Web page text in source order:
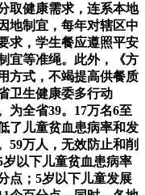
取健康需求，连系本地
地制宜，每年对辖区中
求，学生餐应遵照平安
宜等准绳。此外，《方
方式，不竭提高供餐质
卫生健康委多行动
为全省39。17万名6至
了儿童贫血患病率和发
59万人，无效防止和削
以下儿童贫血患病率
点；5岁以下儿童发展